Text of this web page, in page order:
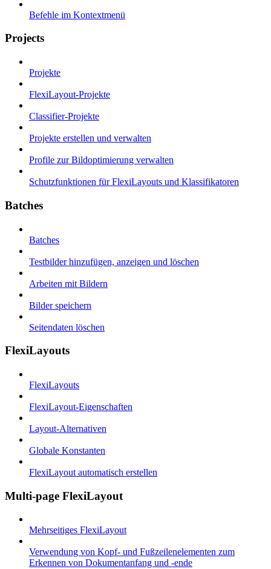
Befehle im Kontextmenü
Projects
Projekte
FlexiLayout-Projekte
Classifier-Projekte
Projekte erstellen und verwalten
Profile zur Bildoptimierung verwalten
Schutzfunktionen für FlexiLayouts und Klassifikatoren
Batches
Batches
Testbilder hinzufügen, anzeigen und löschen
Arbeiten mit Bildern
Bilder speichern
Seitendaten löschen
FlexiLayouts
FlexiLayouts
FlexiLayout-Eigenschaften
Layout-Alternativen
Globale Konstanten
FlexiLayout automatisch erstellen
Multi-page FlexiLayout
Mehrseitiges FlexiLayout
Verwendung von Kopf- und Fußzeilenelementen zum
Erkennen von Dokumentanfang und -ende